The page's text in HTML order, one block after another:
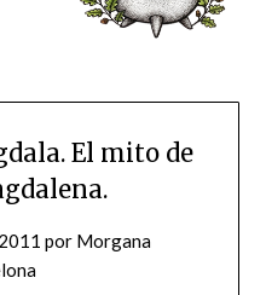
El mito de
por Morgana